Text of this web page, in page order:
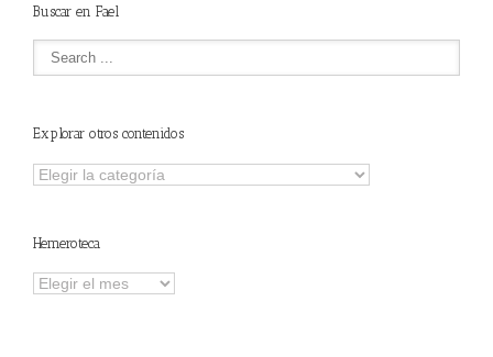
Buscar en Fael
Explorar otros contenidos
Explorar
Hemeroteca
Hemeroteca